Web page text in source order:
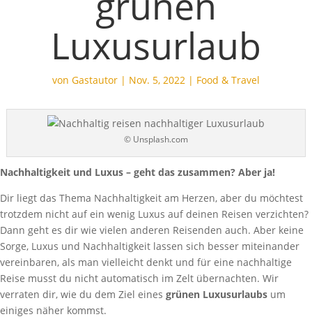
Luxusurlaub
von Gastautor | Nov. 5, 2022 | Food & Travel
© Unsplash.com
Nachhaltigkeit und Luxus – geht das zusammen? Aber ja!
Dir liegt das Thema Nachhaltigkeit am Herzen, aber du möchtest
trotzdem nicht auf ein wenig Luxus auf deinen Reisen verzichten?
Dann geht es dir wie vielen anderen Reisenden auch. Aber keine
Sorge, Luxus und Nachhaltigkeit lassen sich besser miteinander
vereinbaren, als man vielleicht denkt und für eine nachhaltige
Reise musst du nicht automatisch im Zelt übernachten. Wir
verraten dir, wie du dem Ziel eines grünen Luxusurlaubs um
einiges näher kommst.